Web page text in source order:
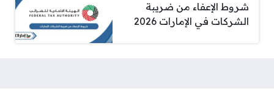
شروط الإعفاء من ضريبة
الشركات في الإمارات 2026